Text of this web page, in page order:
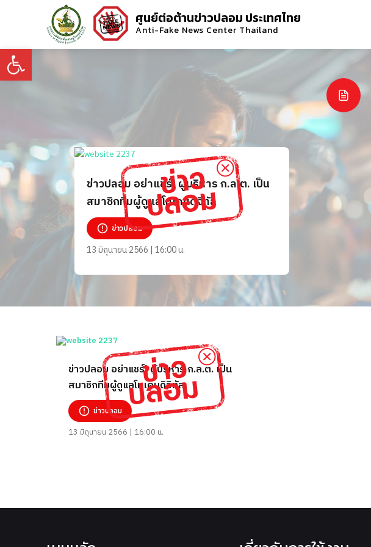
Open toolbar
ศูนย์ต่อต้านข่าวปลอม ประเทศไทย
Anti-Fake News Center Thailand
ข่าวปลอม อย่าแชร์! ผู้บริหาร ก.ล.ต. เป็น
สมาชิกทีมผู้ดูแลโทเคนดิจิทัล
ข่าวปลอม
13 มิถุนายน 2566 | 16:00 น.
ข่าวปลอม อย่าแชร์! ผู้บริหาร ก.ล.ต. เป็น
สมาชิกทีมผู้ดูแลโทเคนดิจิทัล
ข่าวปลอม
13 มิถุนายน 2566 | 16:00 น.